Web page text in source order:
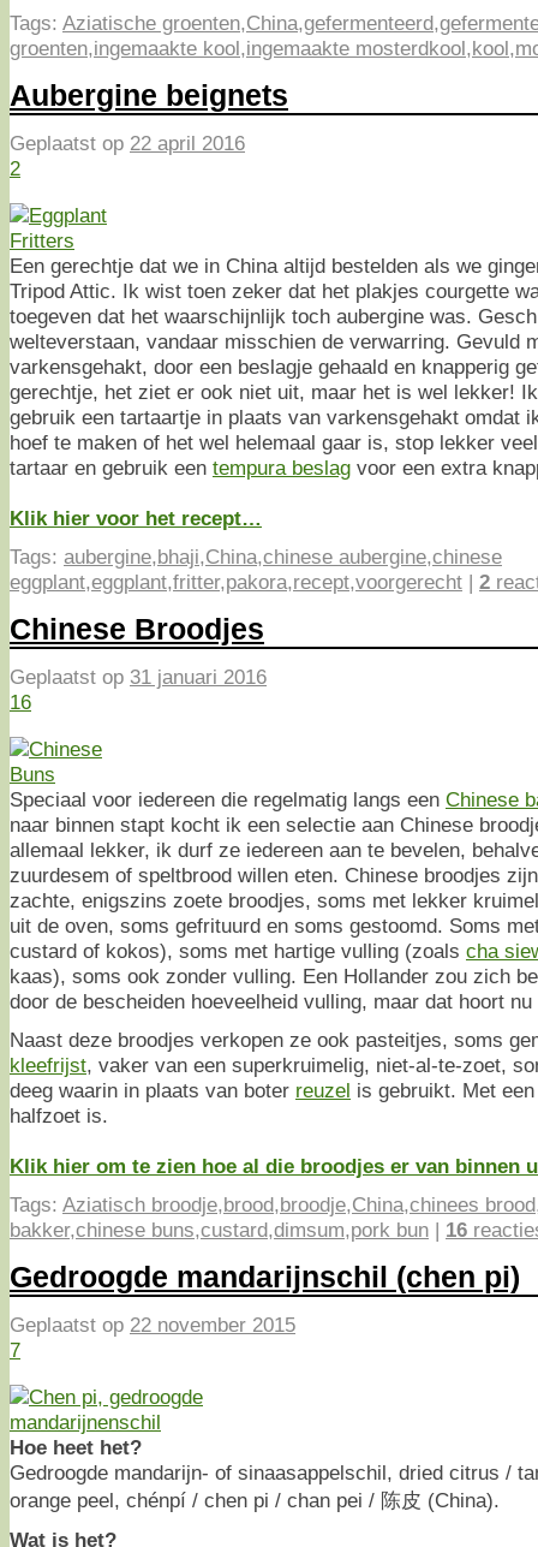
Tags: Aziatische groenten,China,gefermenteerd,
groenten,ingemaakte kool,ingemaakte mosterdkool,kool,
Aubergine beignets
Geplaatst op 22 april 2016
2
Een gerechtje dat we in China altijd bestelden als we
Tripod Attic. Ik wist toen zeker dat het plakjes courgette
toegeven dat het waarschijnlijk toch aubergine was.
welteverstaan, vandaar misschien de verwarring. Gevuld
varkensgehakt, door een beslagje gehaald en knapperig
gerechtje, het ziet er ook niet uit, maar het is wel lekker!
gebruik een tartaartje in plaats van varkensgehakt omdat
hoef te maken of het wel helemaal gaar is, stop lekker
tartaar en gebruik een tempura beslag voor een extra
Klik hier voor het recept…
Tags: aubergine,bhaji,China,chinese aubergine,chinese
eggplant,eggplant,fritter,pakora,recept,voorgerecht | 2
Chinese Broodjes
Geplaatst op 31 januari 2016
16
Speciaal voor iedereen die regelmatig langs een Chinese
naar binnen stapt kocht ik een selectie aan Chinese
allemaal lekker, ik durf ze iedereen aan te bevelen,
zuurdesem of speltbrood willen eten. Chinese broodjes
zachte, enigszins zoete broodjes, soms met lekker
uit de oven, soms gefrituurd en soms gestoomd. Soms
custard of kokos), soms met hartige vulling (zoals cha
kaas), soms ook zonder vulling. Een Hollander zou zich
door de bescheiden hoeveelheid vulling, maar dat hoort
Naast deze broodjes verkopen ze ook pasteitjes, soms
kleefrijst, vaker van een superkruimelig, niet-al-te-zoet,
deeg waarin in plaats van boter reuzel is gebruikt. Met
halfzoet is.
Klik hier om te zien hoe al die broodjes er van binnen
Tags: Aziatisch broodje,brood,broodje,China,chinees brood
bakker,chinese buns,custard,dimsum,pork bun | 16
Gedroogde mandarijnschil (chen pi)
Geplaatst op 22 november 2015
7
Hoe heet het?
Gedroogde mandarijn- of sinaasappelschil, dried citrus /
orange peel, chénpí / chen pi / chan pei / 陈皮 (China).
Wat is het?